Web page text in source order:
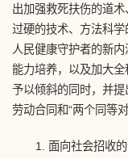
出加强救死扶伤的道
过硬的技术、方法科
人民健康守护者的新
能力培养，以及加大
予以倾斜的同时，并
劳动合同和“两个同等
1. 面向社会招收